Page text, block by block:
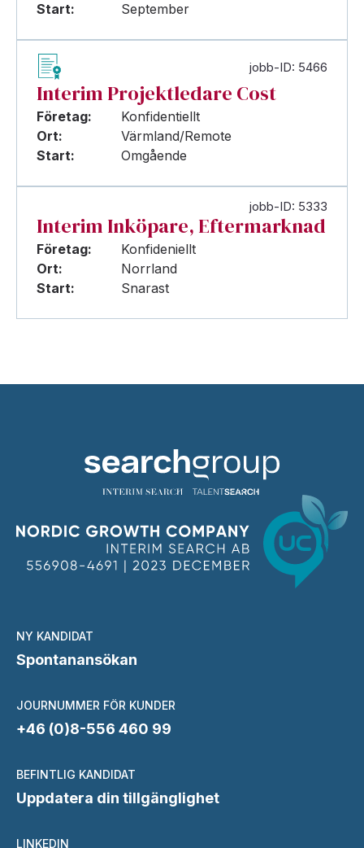
Start:
September
jobb-ID: 5466
Interim Projektledare Cost
Företag:
Konfidentiellt
Ort:
Värmland/Remote
Start:
Omgående
jobb-ID: 5333
Interim Inköpare, Eftermarknad
Företag:
Konfideniellt
Ort:
Norrland
Start:
Snarast
NY KANDIDAT
Spontanansökan
JOURNUMMER FÖR KUNDER
+46 (0)8-556 460 99
BEFINTLIG KANDIDAT
Uppdatera din tillgänglighet
LINKEDIN